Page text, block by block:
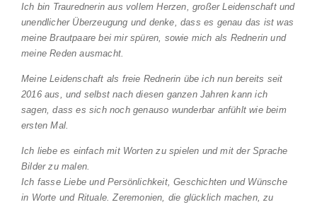
Ich bin Traurednerin aus vollem Herzen, großer Leidenschaft und
unendlicher Überzeugung und denke, dass es genau das ist was
meine Brautpaare bei mir spüren, sowie mich als Rednerin und
meine Reden ausmacht.
Meine Leidenschaft als freie Rednerin übe ich nun bereits seit
2016 aus, und selbst nach diesen ganzen Jahren kann ich
sagen, dass es sich noch genauso wunderbar anfühlt wie beim
ersten Mal.
Ich liebe es einfach mit Worten zu spielen und mit der Sprache
Bilder zu malen.
Ich fasse Liebe und Persönlichkeit, Geschichten und Wünsche
in Worte und Rituale. Zeremonien, die glücklich machen, zu